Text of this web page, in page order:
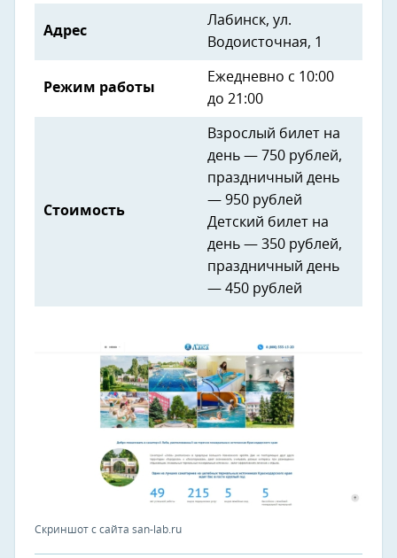
Адрес
Лабинск, ул.
Водоисточная, 1
Режим работы
Ежедневно с 10:00
до 21:00
Стоимость
Взрослый билет на
день — 750 рублей,
праздничный день
— 950 рублей
Детский билет на
день — 350 рублей,
праздничный день
— 450 рублей
Скриншот с сайта san-lab.ru